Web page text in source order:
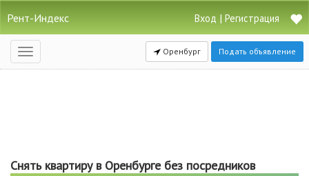
Рент-Индекс Вход | Регистрация
Открыть
навигацию
Оренбург Подать объявление
Снять квартиру в Оренбурге без посредников